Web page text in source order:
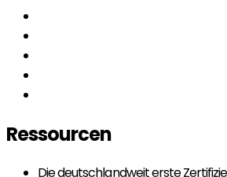
Ressourcen
Die deutschlandweit erste